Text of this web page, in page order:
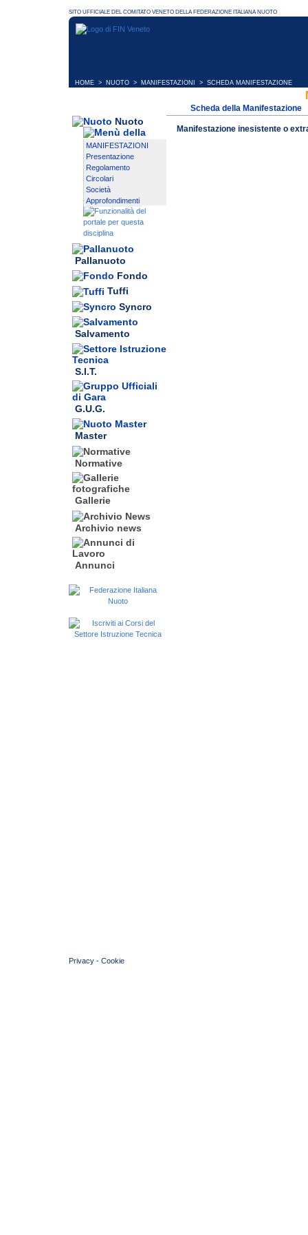
HOME > NUOTO > MANIFESTAZIONI > SCHEDA MANIFESTAZIONE
Nuoto
MANIFESTAZIONI
Presentazione
Regolamento
Circolari
Società
Approfondimenti
Pallanuoto
Fondo
Tuffi
Syncro
Salvamento
S.I.T.
G.U.G.
Master
Normative
Gallerie
Archivio news
Annunci
Scheda della Manifestazione
Manifestazione inesistente o
Privacy - Cookie